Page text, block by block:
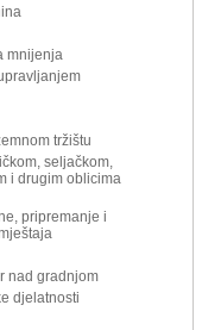
mnijenja
tržištu
seljačkom,
i drugim oblicima
pripremanje i
nad gradnjom
djelatnosti